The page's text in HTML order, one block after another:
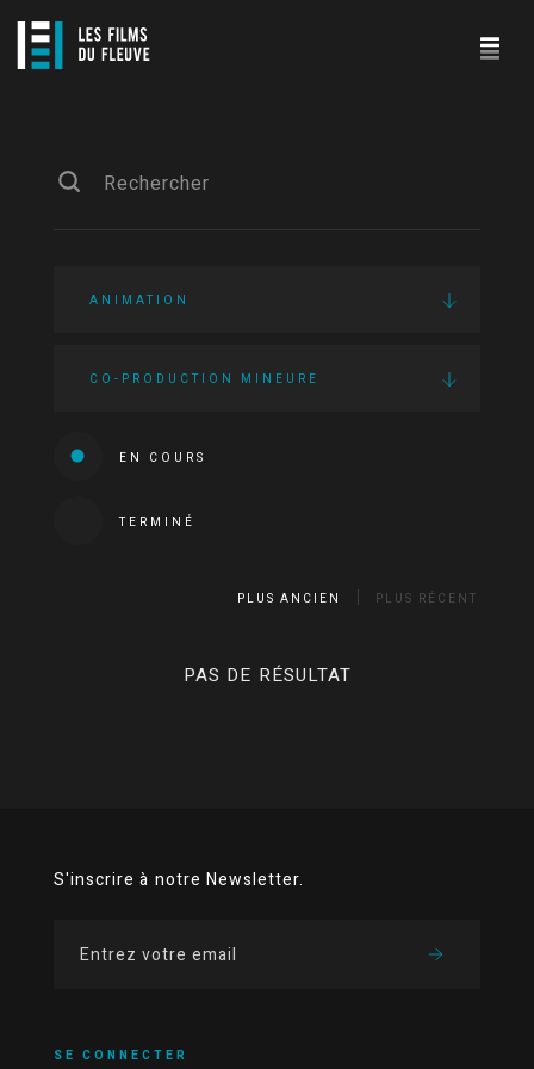
ANIMATION
CO-PRODUCTION MINEURE
EN COURS
TERMINÉ
PLUS ANCIEN PLUS RÉCENT
PAS DE RÉSULTAT
S'inscrire à notre Newsletter.
SE CONNECTER